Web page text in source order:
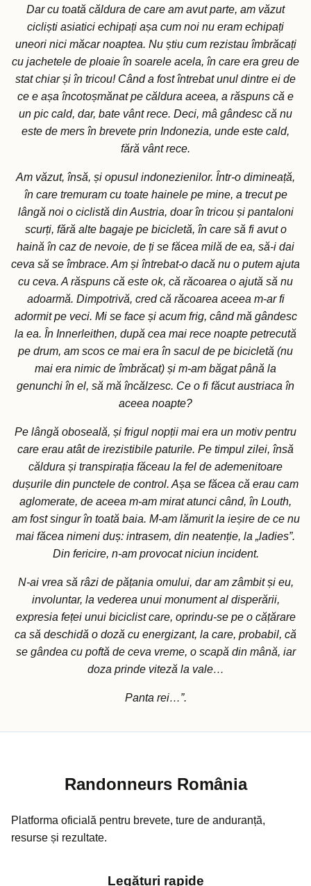
Dar cu toată căldura de care am avut parte, am văzut
cicliști asiatici echipați așa cum noi nu eram echipați
uneori nici măcar noaptea. Nu știu cum rezistau îmbrăcați
cu jachetele de ploaie în soarele acela, în care era greu de
stat chiar și în tricou! Când a fost întrebat unul dintre ei de
ce e așa încotoșmănat pe căldura aceea, a răspuns că e
un pic cald, dar, bate vânt rece. Deci, mâ gândesc că nu
este de mers în brevete prin Indonezia, unde este cald,
fără vânt rece.
Am văzut, însă, și opusul indonezienilor. Într-o dimineață,
în care tremuram cu toate hainele pe mine, a trecut pe
lângă noi o ciclistă din Austria, doar în tricou și pantaloni
scurți, fără alte bagaje pe bicicletă, în care să fi avut o
haină în caz de nevoie, de ți se făcea milă de ea, să-i dai
ceva să se îmbrace. Am și întrebat-o dacă nu o putem ajuta
cu ceva. A răspuns că este ok, că răcoarea o ajută să nu
adoarmă. Dimpotrivă, cred că răcoarea aceea m-ar fi
adormit pe veci. Mi se face și acum frig, când mă gândesc
la ea. În Innerleithen, după cea mai rece noapte petrecută
pe drum, am scos ce mai era în sacul de pe bicicletă (nu
mai era nimic de îmbrăcat) și m-am băgat până la
genunchi în el, să mă încălzesc. Ce o fi făcut austriaca în
aceea noapte?
Pe lângă oboseală, și frigul nopții mai era un motiv pentru
care erau atât de irezistibile paturile. Pe timpul zilei, însă
căldura și transpirația făceau la fel de ademenitoare
dușurile din punctele de control. Așa se făcea că erau cam
aglomerate, de aceea m-am mirat atunci când, în Louth,
am fost singur în toată baia. M-am lămurit la ieșire de ce nu
mai făcea nimeni duș: intrasem, din neatenție, la „ladies”.
Din fericire, n-am provocat niciun incident.
N-ai vrea să râzi de pățania omului, dar am zâmbit și eu,
involuntar, la vederea unui monument al disperării,
expresia feței unui biciclist care, oprindu-se pe o cățărare
ca să deschidă o doză cu energizant, la care, probabil, că
se gândea cu poftă de ceva vreme, o scapă din mână, iar
doza prinde viteză la vale…
Panta rei…”.
Randonneurs România
Platforma oficială pentru brevete, ture de anduranță,
resurse și rezultate.
Legături rapide